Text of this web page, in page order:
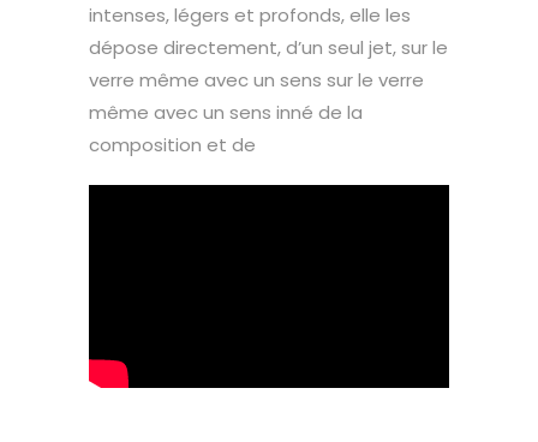
intenses, légers et profonds, elle les
dépose directement, d’un seul jet, sur le
verre même avec un sens sur le verre
même avec un sens inné de la
composition et de